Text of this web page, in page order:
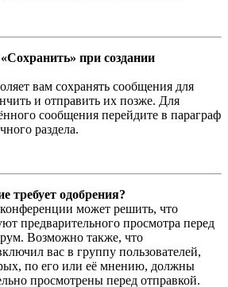
при создании
вам сохранять сообщения для
и отправить их позже. Для
сообщения перейдите в параграф
раздела.
требует одобрения?
может решить, что
предварительного просмотра перед
Возможно также, что
вас в группу пользователей,
по его или её мнению, должны
просмотрены перед отправкой.